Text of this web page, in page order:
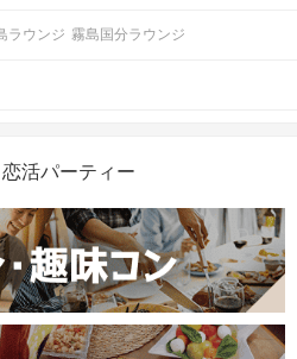
にアプリにて顔写真付きの身分
絡下さい。参加枠の取消、及び
人数によってはやむを得ず中止
することもございます。中止の
絡は開始時刻の２時間前までに、
録の連絡先へメッセージ（SMS・
）にてお送りします。
ラウンジ 霧島国分ラウンジ
活パーティー